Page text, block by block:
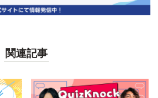
関連記事